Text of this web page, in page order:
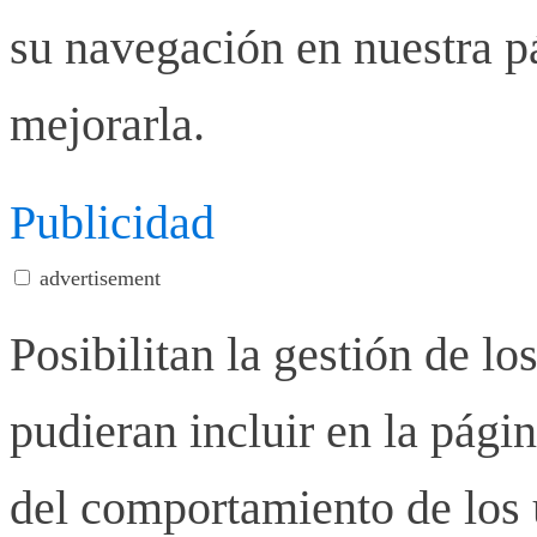
su navegación en nuestra
mejorarla.
Publicidad
advertisement
Posibilitan la gestión de
pudieran incluir en la
del comportamiento de los